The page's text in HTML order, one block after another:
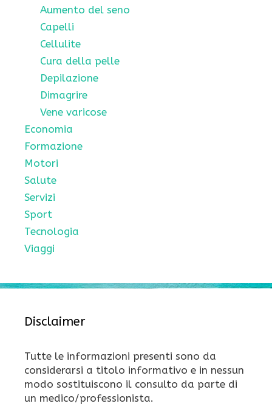
Aumento del seno
Capelli
Cellulite
Cura della pelle
Depilazione
Dimagrire
Vene varicose
Economia
Formazione
Motori
Salute
Servizi
Sport
Tecnologia
Viaggi
Disclaimer
Tutte le informazioni presenti sono da
considerarsi a titolo informativo e in nessun
modo sostituiscono il consulto da parte di
un medico/professionista.